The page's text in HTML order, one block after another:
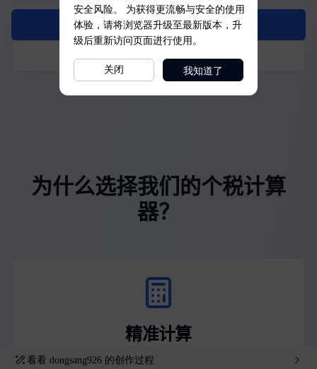
看看 dongsang926 的创作过程
安全风险。 为获得更流畅与安全的使用
体验，请将浏览器升级至最新版本，升
级后重新访问页面进行使用。
关闭 我知道了